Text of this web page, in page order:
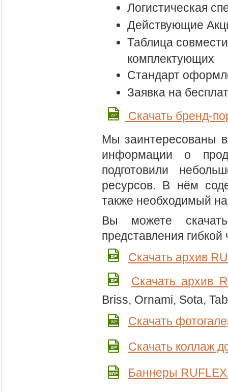
Логистическая
Действующие
Таблица
комплектующих
Стандарт
Заявка на
Скачать бренд-
Мы заинтересованы
информации о
подготовили
ресурсов. В нём
также необходимый
Вы можете
представления
Скачать архив
Скачать архив
Briss, Ornami, Sota,
Скачать
Скачать коллаж
Баннеры